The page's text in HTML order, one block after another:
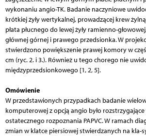
wykonaniu angio-TK. Badanie naczyniowe
krótkiej żyły wertykalnej, prowadzącej krew
płata płucnego do lewej żyły ramienno-
głównej górnej i prawego przedsionka. W
stwierdzono powiększenie prawej komory w
cm (ryc. 2. i 3.). Również u tego chorego nie
międzyprzedsionkowego [1, 2, 5].
Omówienie
W przedstawionych przypadkach badanie
komputerowej z opcją angio było
ostatecznego rozpoznania PAPVC. W ramach
zmian w klatce piersiowej stwierdzanych na kla-